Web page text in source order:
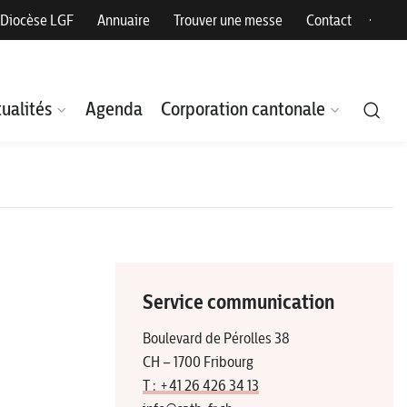
Diocèse LGF Annuaire Trouver une messe Contact
Agenda Corporation cantonale
Service communication
Boulevard de Pérolles 38
CH – 1700 Fribourg
T : +41 26 426 34 13